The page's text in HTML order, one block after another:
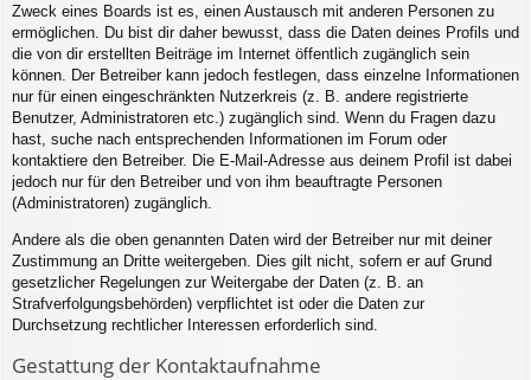
Zweck eines Boards ist es, einen Austausch mit anderen Personen zu
ermöglichen. Du bist dir daher bewusst, dass die Daten deines Profils und
die von dir erstellten Beiträge im Internet öffentlich zugänglich sein
können. Der Betreiber kann jedoch festlegen, dass einzelne Informationen
nur für einen eingeschränkten Nutzerkreis (z. B. andere registrierte
Benutzer, Administratoren etc.) zugänglich sind. Wenn du Fragen dazu
hast, suche nach entsprechenden Informationen im Forum oder
kontaktiere den Betreiber. Die E-Mail-Adresse aus deinem Profil ist dabei
jedoch nur für den Betreiber und von ihm beauftragte Personen
(Administratoren) zugänglich.
Andere als die oben genannten Daten wird der Betreiber nur mit deiner
Zustimmung an Dritte weitergeben. Dies gilt nicht, sofern er auf Grund
gesetzlicher Regelungen zur Weitergabe der Daten (z. B. an
Strafverfolgungsbehörden) verpflichtet ist oder die Daten zur
Durchsetzung rechtlicher Interessen erforderlich sind.
Gestattung der Kontaktaufnahme